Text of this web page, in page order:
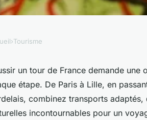
son tour
›Tourisme
un tour de France demande
étape. De Paris à Lille, en
combinez transports
incontournables pour un